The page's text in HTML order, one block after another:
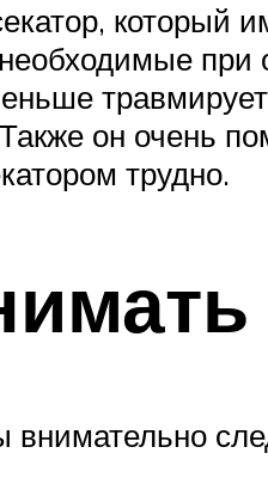
который
при
он очень
трудно.
внимательно